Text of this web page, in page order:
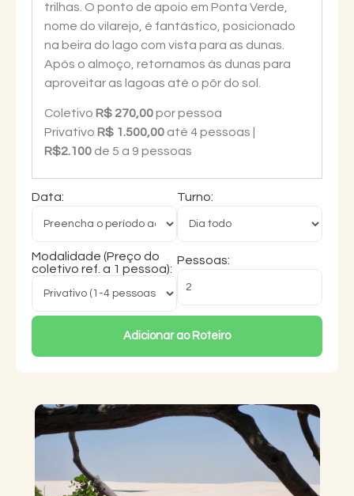
trilhas. O ponto de apoio em Ponta Verde,
nome do vilarejo, é fantástico, posicionado
na beira do lago com vista para as dunas.
Após o almoço, retornamos às dunas para
aproveitar as lagoas até o pôr do sol.
Coletivo R$ 270,00por pessoa
Privativo R$ 1.500,00 até 4 pessoas |
R$2.100 de 5 a 9 pessoas
Data: Turno:
Modalidade (Preço do
coletivo ref. a 1 pessoa):
Pessoas:
Adicionar ao Roteiro